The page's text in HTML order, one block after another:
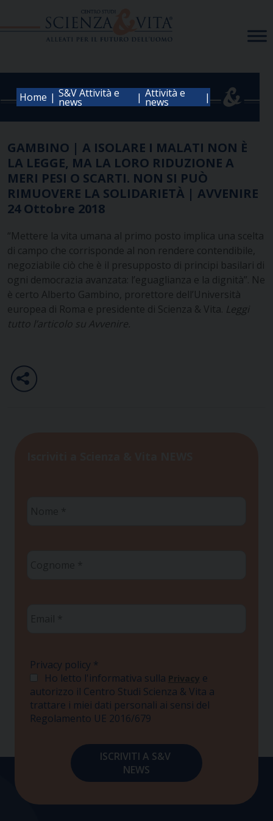
Home | S&V Attività e
news | Attività e
news |
GAMBINO | A ISOLARE I MALATI NON È
LA LEGGE, MA LA LORO RIDUZIONE A
MERI PESI O SCARTI. NON SI PUÒ
RIMUOVERE LA SOLIDARIETÀ | AVVENIRE
24 Ottobre 2018
“Mettere la vita umana al primo posto implica una scelta
di campo che corrisponde al non rendere contendibile,
negoziabile ciò che è il presupposto di principi basilari di
ogni democrazia avanzata: l’eguaglianza e la dignità”. Ne
è certo Alberto Gambino, prorettore dell’Università
europea di Roma e presidente di Scienza & Vita. Leggi
tutto l’articolo su Avvenire.
Privacy policy *
Ho letto l'informativa sulla Privacy e
autorizzo il Centro Studi Scienza & Vita a
trattare i miei dati personali ai sensi del
Regolamento UE 2016/679